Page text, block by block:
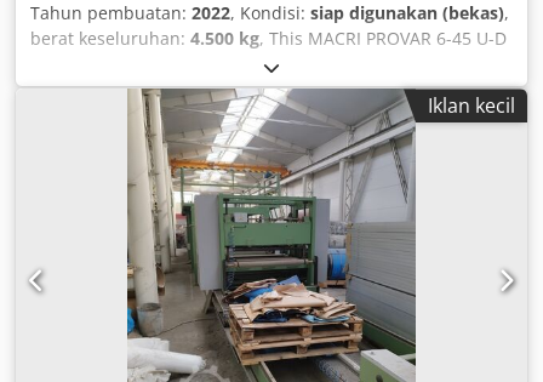
Tahun pembuatan: 2022, Kondisi: siap digunakan (bekas),
berat keseluruhan: 4.500 kg, This MACRI PROVAR 6-45 U-D
was manufactured in 2022. It offers a maximum bending
capacity of Ø 45x4 mm for steel and up to Ø 40x3 mm for
stainless steel. With a bending angle of up to 190° and
operating speeds of up to 450 mm/sec on the X-axis, this
tube bending machine ensures precision and efficiency.
Take the opportunity to purchase this MACRI PROVAR 6-45
U-D tube bending machine. Contact us for further
information about this machine. Dwsdpoyzg A Uofx Aavja •
Maximum diameter (steel 450 N/mm²): ∅ 45x4 mm //
maximum diameter (stainless steel 700 N/mm²): ∅ 40x3
mm // Max. diameter (steel 450 N/mm²): 40x35x2 mm •
Tube passage in the chuck: ∅ 45 mm • Usable working
length with tube passage in the chuck: 5100 mm •
Iklan kecil